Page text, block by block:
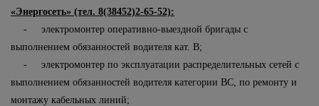
«Энергосеть» (тел. 8(38452)2-65-52):
- электромонтер оперативно-выездной бригады с
выполнением обязанностей водителя кат. В;
- электромонтер по эксплуатации распределительных сетей с
выполнением обязанностей водителя категории ВС, по ремонту и
монтажу кабельных линий;